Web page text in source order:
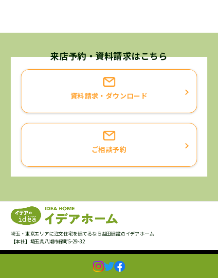
当社が保有するお客様の個人情報は、次に挙げる利用目的
お客様と当社との契約に基づく責務を果たすため。
お客様へ当社の商品・サービスについての情報をご提供す
るため。
お客様がご請求された資料・カタログ等をお届けするた
お客様がお申込になったサービス等の確認、ご案内をする
ため。
お客様よりいただいたご意見・ご要望等にお応えするた
お客様のニーズにあった商品・サービスの開発のため。
お客様へ提供した商品・サービスについて、最適なアフタ
ーサービスやメンテナンス等をご提供するため。
お客様へより良いサービスを提供して行くためのアンケー
ト調査を実施するため。ただし、アンケート内容、アンケ
ート結果の利用に際しては、上記1～6の利用目的の範囲
来店予約・資料請求はこちら
ご相談予約
資料請求・ダウンロード
埼玉・東京エリアに注文住宅を建てるなら益田建設のイデアホーム
【本社】埼玉県八潮市緑町5-29-32
Copyright © Masuda Construction,Inc. All Rights Reserved.